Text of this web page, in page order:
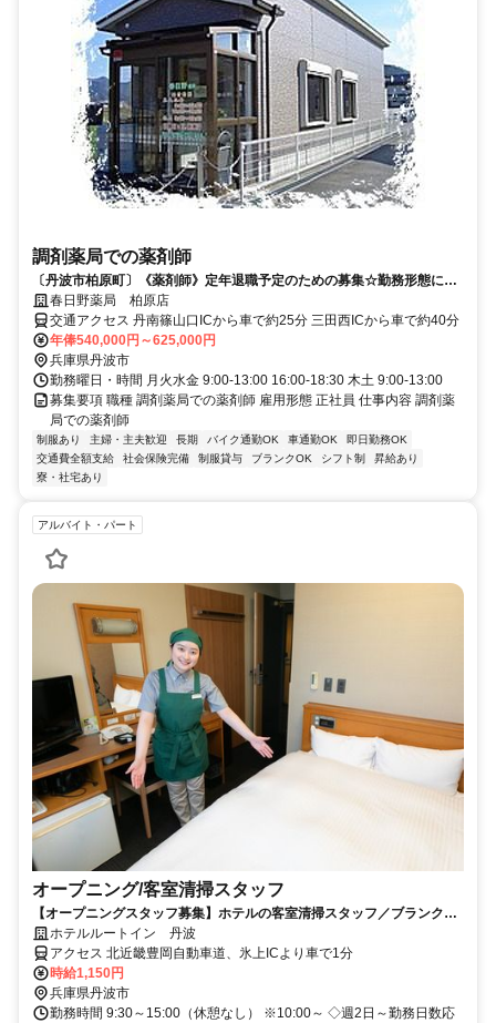
調剤薬局での薬剤師
〔丹波市柏原町〕《薬剤師》定年退職予定のための募集☆勤務形態によ
り最高月収可能☆借り上げ住宅応相談
春日野薬局 柏原店
交通アクセス 丹南篠山口ICから車で約25分 三田西ICから車で約40分
年俸540,000円～625,000円
兵庫県丹波市
勤務曜日・時間 月火水金 9:00-13:00 16:00-18:30 木土 9:00-13:00
募集要項 職種 調剤薬局での薬剤師 雇用形態 正社員 仕事内容 調剤薬
局での薬剤師
制服あり 主婦・主夫歓迎 長期 バイク通勤OK 車通勤OK
即日勤務OK
交通費全額支給
社会保険完備 制服貸与 ブランクOK シフト制
昇給あり
寮・社宅あり
アルバイト・パート
オープニング/客室清掃スタッフ
【オープニングスタッフ募集】ホテルの客室清掃スタッフ／ブランク復
帰・未経験歓迎！主婦(夫)さん活躍中
ホテルルートイン 丹波
アクセス 北近畿豊岡自動車道、氷上ICより車で1分
時給1,150円
兵庫県丹波市
勤務時間 9:30～15:00（休憩なし） ※10:00～ ◇週2日～勤務日数応